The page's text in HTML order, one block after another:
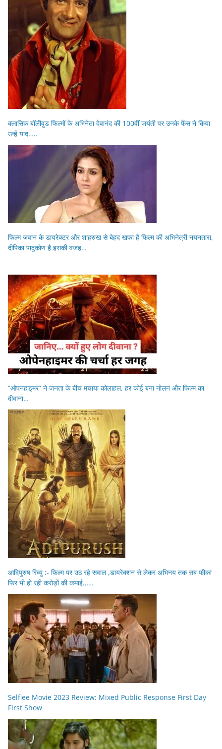
क्लासिक बॉलीवुड फिल्मों के अभिनेता देवानंद की 100वीं जयंती पर उनके फैंस ने किया
उन्हें याद…..
फिल्म जवान के डायरेक्टर और शाहरुख से बेहद खफा हैं फिल्म की अभिनेत्री नयनतारा,
दीपिका पादुकोण है इसकी वजह…
“ओपनहाइमर” ने जनता के बीच मचाया कोलाहल, हर कोई बना नोलन और फिल्म का
दीवाना…
आदिपुरुष रिव्यु :- फिल्म पर उठ रहे सवाल ,डायरेक्शन से लेकर अभिनय तक सब फीका
फिर भी हो रही करोड़ों की कमाई……
Selfiee Movie 2023 Review: Mixed Public Response First Day
First Show